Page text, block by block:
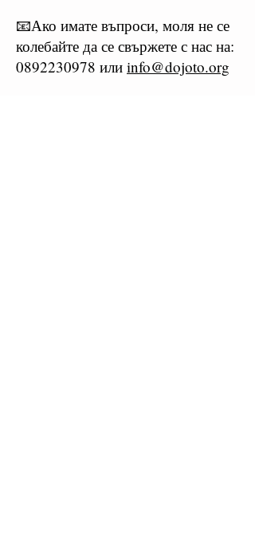
📧Ако имате въпроси, моля не се
колебайте да се свържете с нас на:
0892230978 или info@dojoto.org